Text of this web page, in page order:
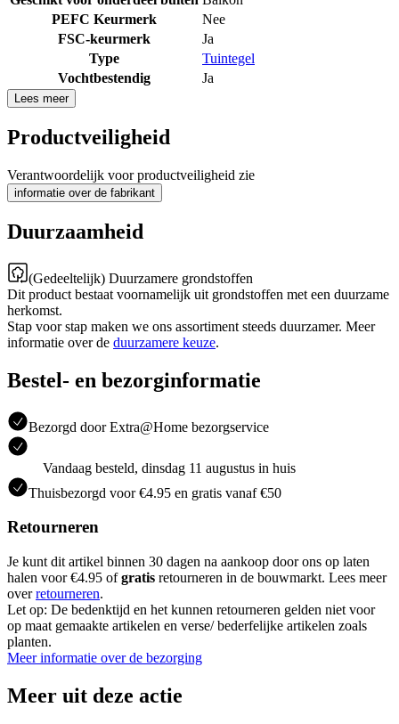
PEFC Keurmerk
Nee
FSC-keurmerk
Ja
Type
Tuintegel
Vochtbestendig
Ja
Lees meer
Productveiligheid
Verantwoordelijk voor productveiligheid zie
informatie over de fabrikant
Duurzaamheid
(Gedeeltelijk) Duurzamere grondstoffen
Dit product bestaat voornamelijk uit grondstoffen met een duurzame
herkomst.
Stap voor stap maken we ons assortiment steeds duurzamer. Meer
informatie over de duurzamere keuze.
Bestel- en bezorginformatie
Bezorgd door Extra@Home bezorgservice
Vandaag besteld, dinsdag 11 augustus in huis
Thuisbezorgd voor €4.95 en gratis vanaf €50
Retourneren
Je kunt dit artikel binnen 30 dagen na aankoop door ons op laten
halen voor €4.95 ofgratis retourneren in de bouwmarkt. Lees meer
overretourneren.
Let op: De bedenktijd en het kunnen retourneren gelden niet voor
op maat gemaakte artikelen en verse/ bederfelijke artikelen zoals
planten.
Meer informatie over de bezorging
Meer uit deze actie